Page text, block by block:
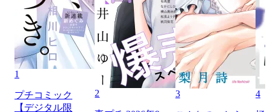
1
プチコミック
【デジタル限
2 3 4